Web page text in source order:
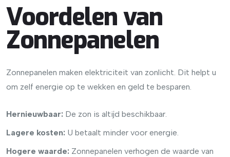
Voordelen van
Zonnepanelen
Zonnepanelen maken elektriciteit van zonlicht. Dit helpt u
om zelf energie op te wekken en geld te besparen.
Hernieuwbaar: De zon is altijd beschikbaar.
Lagere kosten: U betaalt minder voor energie.
Hogere waarde: Zonnepanelen verhogen de waarde van